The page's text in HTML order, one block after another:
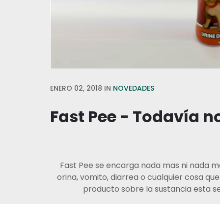
ENERO 02, 2018 IN NOVEDADES
Fast Pee - Todavía
Fast Pee se encarga nada mas ni nada
orina, vomito, diarrea o cualquier cosa
producto sobre la sustancia esta